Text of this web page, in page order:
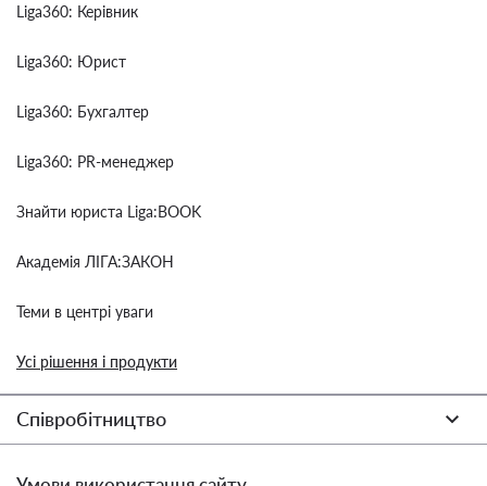
Liga360: Керівник
Liga360: Юрист
Liga360: Бухгалтер
Liga360: PR-менеджер
Знайти юриста Liga:BOOK
Академія ЛІГА:ЗАКОН
Теми в центрі уваги
Усі рішення і продукти
Співробітництво